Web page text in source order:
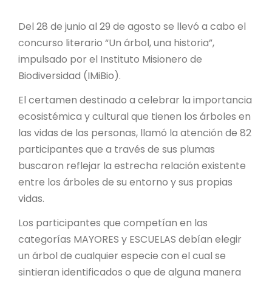
PROGRAMAS
PROYECTO ÁGUILAS DE MISIONES
MONUMENTOS NATURALES
REPOSITORIO
CONTACTO
Del 28 de junio al 29 de agosto se llevó a cabo el
concurso literario “Un árbol, una historia”,
impulsado por el Instituto Misionero de
Biodiversidad (IMiBio).
El certamen destinado a celebrar la importancia
ecosistémica y cultural que tienen los árboles en
las vidas de las personas, llamó la atención de 82
participantes que a través de sus plumas
buscaron reflejar la estrecha relación existente
entre los árboles de su entorno y sus propias
vidas.
Los participantes que competían en las
categorías MAYORES y ESCUELAS debían elegir
un árbol de cualquier especie con el cual se
sintieran identificados o que de alguna manera